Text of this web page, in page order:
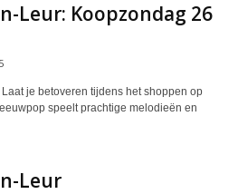
Leur: Koopzondag 26
je betoveren tijdens het shoppen op
speelt prachtige melodieën en
Leur